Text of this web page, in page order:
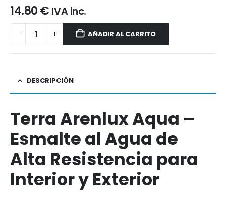
14.80€ IVA inc.
AÑADIR AL CARRITO
DESCRIPCIÓN
Terra Arenlux Aqua –
Esmalte al Agua de
Alta Resistencia para
Interior y Exterior